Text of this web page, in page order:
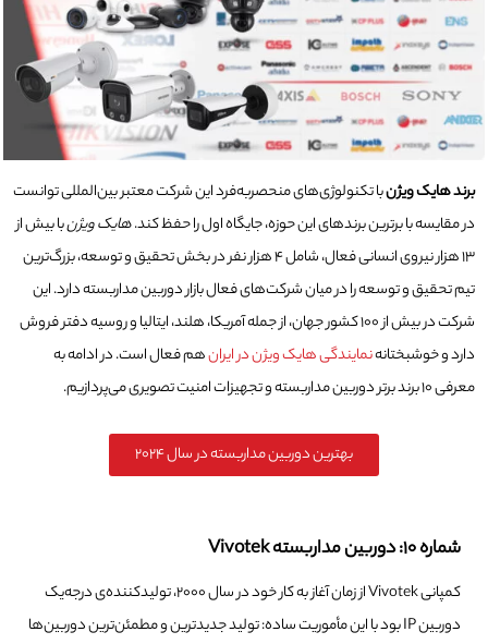
برند هایک ویژنبا تکنولوژی‌های منحصربه‌فرد این شرکت معتبر بین‌المللی توانست
در مقایسه با برترین برندهای این حوزه، جایگاه اول را حفظ کند.هایک ویژنبا بیش از
۱۳ هزار نیروی انسانی فعال، شامل ۴ هزار نفر در بخش تحقیق و توسعه، بزرگ‌ترین
تیم تحقیق و توسعه را در میان شرکت‌های فعال بازار دوربین مداربسته دارد. این
شرکت در بیش از ۱۰۰ کشور جهان، از جمله آمریکا، هلند، ایتالیا و روسیه دفتر فروش
دارد و خوشبختانهنمایندگی هایک ویژن در ایرانهم فعال است. در ادامه به
معرفی ۱۰ برند برتر دوربین مداربسته و تجهیزات امنیت تصویری می‌پردازیم.
بهترین دوربین مداربسته در سال ۲۰۲۴
شماره ۱۰: دوربین مداربسته Vivotek
کمپانی Vivotek از زمان آغاز به کار خود در سال ۲۰۰۰، تولیدکننده‌ی درجه‌یک
دوربین IP بود با این مأموریت ساده: تولید جدیدترین و مطمئن‌ترین دوربین‌ها